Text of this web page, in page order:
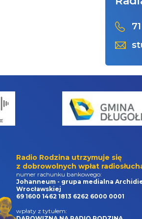
Radio Rodzina utrzymuje się
z dobrowolnych wpłat
numer rachunku bankowego:
Johanneum - grupa medialna
Wrocławskiej
69 1600 1462 1813 6262 6000 0001
wpłaty z tytułem: